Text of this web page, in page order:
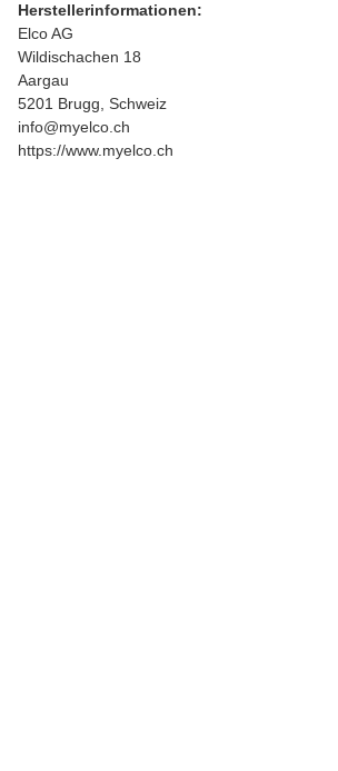
Herstellerinformationen:
Elco AG
Wildischachen 18
Aargau
5201 Brugg, Schweiz
info@myelco.ch
https://www.myelco.ch